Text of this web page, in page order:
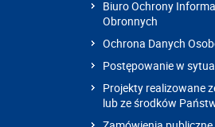
Biuro Ochrony
Obronnych
Ochrona Danych
Postępowanie w
Projekty realizowane
lub ze środków